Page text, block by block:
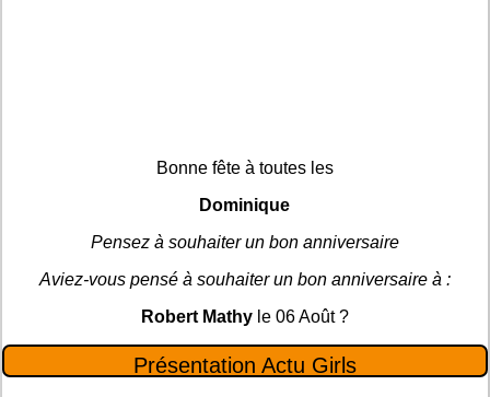
Bonne fête à toutes les
Dominique
Pensez à souhaiter un bon anniversaire
Aviez-vous pensé à souhaiter un bon anniversaire à :
Robert Mathyle 06 Août ?
Présentation Actu Girls